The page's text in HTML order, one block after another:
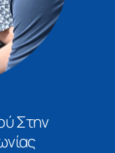
Στην